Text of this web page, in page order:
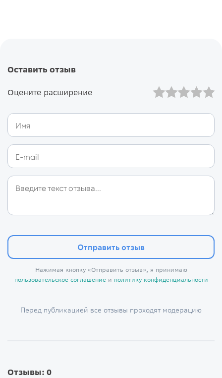
Оставить отзыв
Оцените расширение
Отправить отзыв
Нажимая кнопку «Отправить отзыв», я принимаю
пользовательское соглашениеи политику конфиденциальности
Перед публикацией все отзывы проходят модерацию
Отзывы: 0